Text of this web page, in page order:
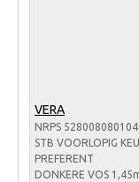
VERA
NRPS
STB VOORLOPIG
PREFERENT
DONKERE VOS